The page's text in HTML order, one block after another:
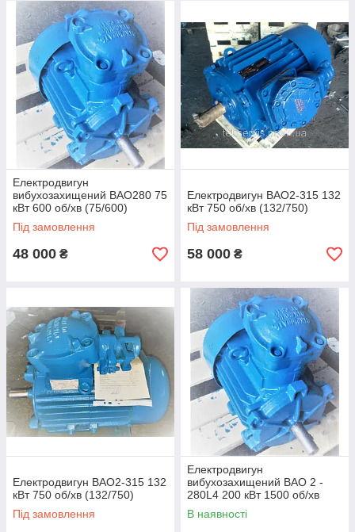
Електродвигун
вибухозахищений ВАО280 75
кВт 600 об/хв (75/600)
Під замовлення
48 000 ₴
Електродвигун ВАО2-315 132
кВт 750 об/хв (132/750)
Під замовлення
58 000 ₴
Електродвигун ВАО2-315 132
кВт 750 об/хв (132/750)
Під замовлення
Електродвигун
вибухозахищений ВАО 2 -
280L4 200 кВт 1500 об/хв
В наявності